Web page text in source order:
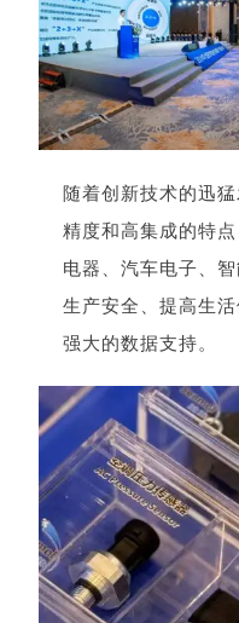
随着创新技术的迅
精度和高集成的特
电器、汽车电子、
生产安全、提高生
强大的数据支持。